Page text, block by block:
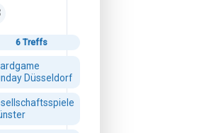
23. August 2026
6 Treffs
Düsseldorf